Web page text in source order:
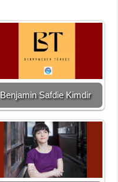
Benjamin Safdie Kimdir